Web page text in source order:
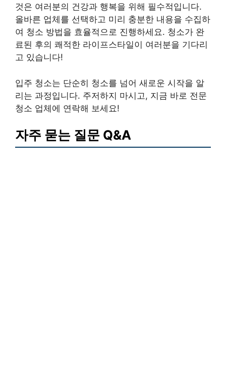
것은 여러분의 건강과 행복을 위해 필수적입니다.
올바른 업체를 선택하고 미리 충분한 내용을 수집하
여 청소 방법을 효율적으로 진행하세요. 청소가 완
료된 후의 쾌적한 라이프스타일이 여러분을 기다리
고 있습니다!
입주 청소는 단순히 청소를 넘어 새로운 시작을 알
리는 과정입니다. 주저하지 마시고, 지금 바로 전문
청소 업체에 연락해 보세요!
자주 묻는 질문 Q&A